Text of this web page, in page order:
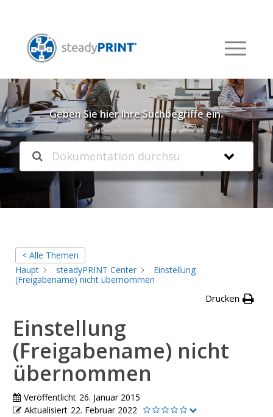
Willkommen in unserer
Knowledgebase
Geben Sie hier Ihre Suchbegriffe ein.
< Alle Themen
Haupt
steadyPRINT Center
Einstellung
(Freigabename) nicht übernommen
Drucken
Einstellung
(Freigabename) nicht
übernommen
Veröffentlicht 26. Januar 2015
Aktualisiert 22. Februar 2022